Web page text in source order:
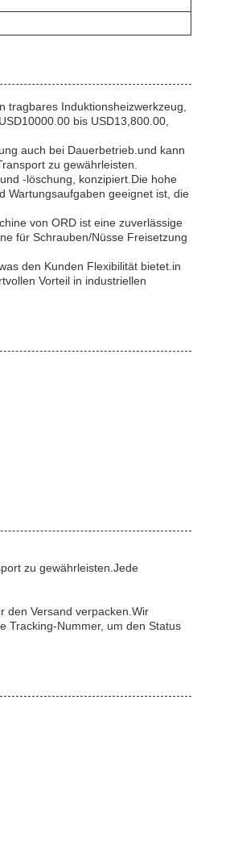
tragbares Induktionsheizwerkzeug,
bis USD13,800.00,
auch bei Dauerbetrieb.und kann
zu gewährleisten.
-löschung, konzipiert.Die hohe
Wartungsaufgaben geeignet ist, die
von ORD ist eine zuverlässige
für Schrauben/Nüsse Freisetzung
den Kunden Flexibilität bietet.in
Vorteil in industriellen
zu gewährleisten.Jede
den Versand verpacken.Wir
Tracking-Nummer, um den Status